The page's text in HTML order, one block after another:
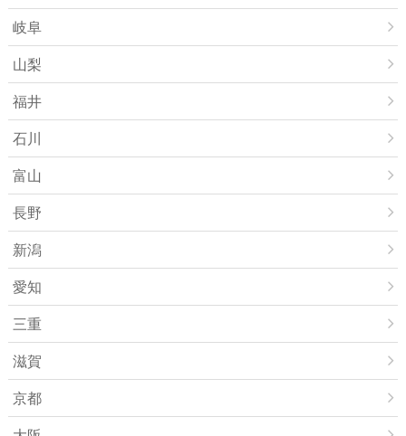
岐阜
山梨
福井
石川
富山
長野
新潟
愛知
三重
滋賀
京都